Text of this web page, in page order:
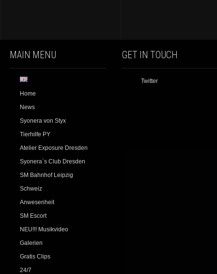
MAIN MENU
Home
News
Syonera von Styx
Tierhilfe PY
Atelier Exposure Dresden
Syonera`s Club Dresden
SM Bahnhof Leipzig
Schweiz
Anwesenheit
SM Escort
NEU!!! Musikvideo
Galerien
Gratis Clips
24/7
GET IN TOUCH
Twitter